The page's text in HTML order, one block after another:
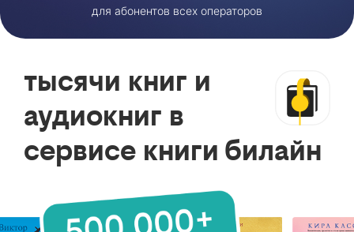
для абонентов всех операторов
тысячи книг и
аудиокниг в
сервисе книги билайн